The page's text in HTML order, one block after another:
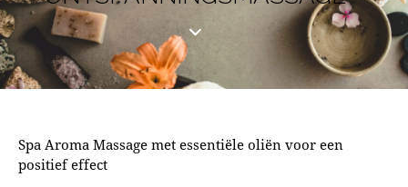
Spa Aroma Massage met essentiële oliën voor een
positief effect